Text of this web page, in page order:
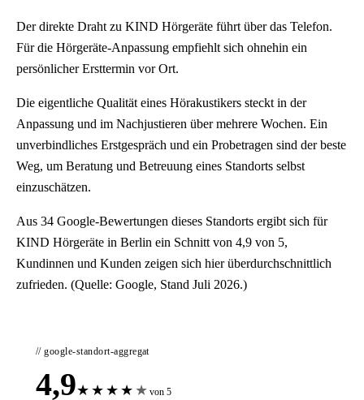
Der direkte Draht zu KIND Hörgeräte führt über das Telefon.
Für die Hörgeräte-Anpassung empfiehlt sich ohnehin ein
persönlicher Ersttermin vor Ort.
Die eigentliche Qualität eines Hörakustikers steckt in der
Anpassung und im Nachjustieren über mehrere Wochen. Ein
unverbindliches Erstgespräch und ein Probetragen sind der beste
Weg, um Beratung und Betreuung eines Standorts selbst
einzuschätzen.
Aus 34 Google-Bewertungen dieses Standorts ergibt sich für
KIND Hörgeräte in Berlin ein Schnitt von 4,9 von 5,
Kundinnen und Kunden zeigen sich hier überdurchschnittlich
zufrieden. (Quelle: Google, Stand Juli 2026.)
// google-standort-aggregat
4,9★ ★ ★ ★ ★ von 5